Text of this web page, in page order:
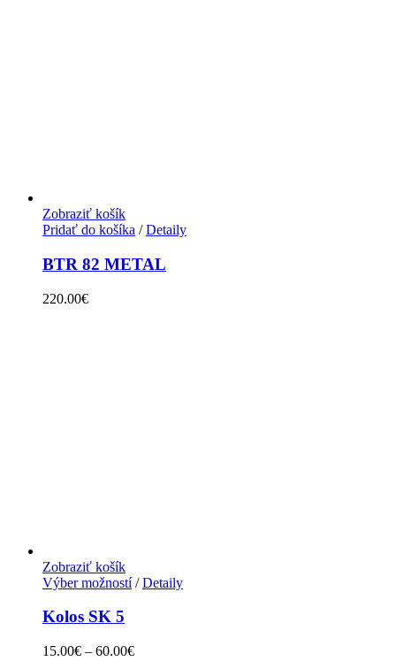
Zobraziť košík
Pridať do košíka / Detaily
BTR 82 METAL
220.00€
Zobraziť košík
Výber možností/ Detaily
Kolos SK 5
15.00€ – 60.00€